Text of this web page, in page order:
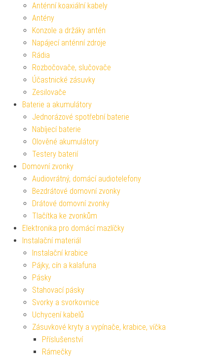
Anténní koaxiální kabely
Antény
Konzole a držáky antén
Napájecí anténní zdroje
Rádia
Rozbočovače, slučovače
Účastnické zásuvky
Zesilovače
Baterie a akumulátory
Jednorázové spotřební baterie
Nabíjecí baterie
Olověné akumulátory
Testery baterií
Domovní zvonky
Audiovrátný, domácí audiotelefony
Bezdrátové domovní zvonky
Drátové domovní zvonky
Tlačítka ke zvonkům
Elektronika pro domácí mazlíčky
Instalační materiál
Instalační krabice
Pájky, cín a kalafuna
Pásky
Stahovací pásky
Svorky a svorkovnice
Uchycení kabelů
Zásuvkové kryty a vypínače, krabice, víčka
Příslušenství
Rámečky